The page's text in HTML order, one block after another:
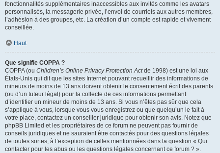
fonctionnalités supplémentaires inaccessibles aux invités comme les avatars
personnalisés, la messagerie privée, l’envoi de courriels aux autres membres,
l’adhésion à des groupes, etc. La création d’un compte est rapide et vivement
conseillée.
Haut
Que signifie COPPA ?
COPPA (ou Children’s Online Privacy Protection Actde 1998) est une loi aux
États-Unis qui dit que les sites Internet pouvant recueillir des informations de
mineurs de moins de 13 ans doivent obtenir le consentement écrit des parents
(ou d’un tuteur légal) pour la collecte de ces informations permettant
d’identifier un mineur de moins de 13 ans. Si vous n’êtes pas sûr que cela
s’applique à vous, lorsque vous vous enregistrez ou que quelqu’un le fait à
votre place, contactez un conseiller juridique pour obtenir son avis. Notez que
phpBB Limited et les propriétaires de ce forum ne peuvent pas fournir de
conseils juridiques et ne sauraient être contactés pour des questions légales
de toutes sortes, à l’exception de celles mentionnées dans la question « Qui
contacter pour les abus ou les questions légales concernant ce forum ? ».